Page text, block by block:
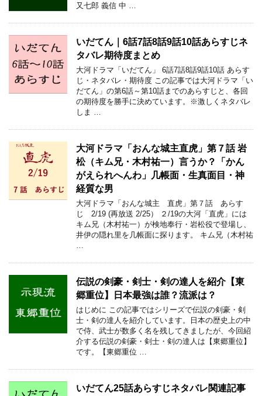
又七郎 義信 中 …
いだてん｜6話7話8話9話10話あらすじネ
タバレ期待度まとめ
大河ドラマ「いだてん」 6話7話8話9話10話 あらす
じ・ネタバレ・期待度 この記事では大河ドラマ「い
だてん」の第6話～第10話までのあらすじと、各回
の期待度を勝手に決めています。※激しくネタバレ
しま …
大河ドラマ「おんな城主直虎」第７話 岩
松（キム兄・木村祐一）言うか？「かん
がえられへんわ」几帳面・生真面目・神
経質な男
大河ドラマ「おんな城主 直虎」第７話 あらす
じ 2/19 (再放送 2/25） ２/19の大河「直虎」には
キム兄（木村祐一）が検地奉行・岩松役で登場し、
井伊の隠れ里を几帳面に探ります。 キム兄（木村祐
…
伝説の剣豪・剣士・剣の達人を紹介【東
郷重位】日本最強は誰？流派は？
はじめに この記事ではシリーズで伝説の剣豪・剣
士・剣の達人を紹介しています。日本の歴史上の中
で侍、武士が数多く名を残してきましたが、今回紹
介する伝説の剣豪・剣士・剣の達人は【東郷重位】
です。【東郷重位 …
いだてん25話あらすじネタバレ関連記事